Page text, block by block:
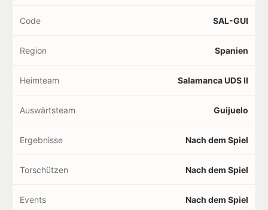
Code SAL-GUI
Region Spanien
Heimteam Salamanca UDS II
Auswärtsteam Guijuelo
Ergebnisse Nach dem Spiel
Torschützen Nach dem Spiel
Events Nach dem Spiel